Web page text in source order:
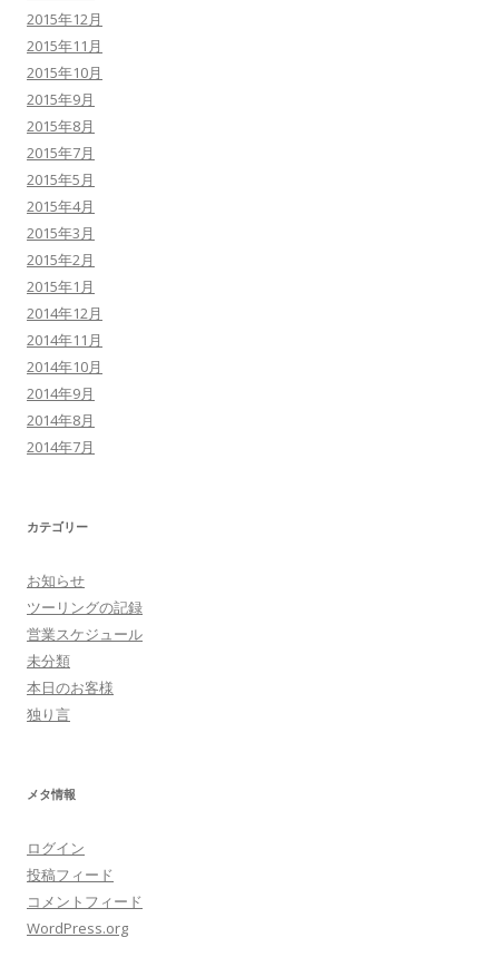
2015年12月
2015年11月
2015年10月
2015年9月
2015年8月
2015年7月
2015年5月
2015年4月
2015年3月
2015年2月
2015年1月
2014年12月
2014年11月
2014年10月
2014年9月
2014年8月
2014年7月
カテゴリー
お知らせ
ツーリングの記録
営業スケジュール
未分類
本日のお客様
独り言
メタ情報
ログイン
投稿フィード
コメントフィード
WordPress.org